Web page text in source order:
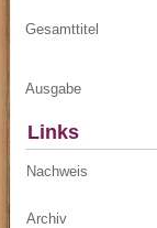
Gesamttitel
Ausgabe
Links
Nachweis
Archiv